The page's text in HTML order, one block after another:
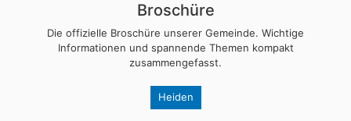
Broschüre
Die offizielle Broschüre unserer Gemeinde. Wichtige
Informationen und spannende Themen kompakt
zusammengefasst.
Heiden